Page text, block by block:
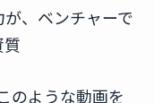
、ベンチャーで
のような動画を